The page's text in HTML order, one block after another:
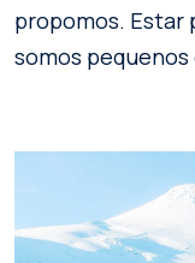
propomos.
somos